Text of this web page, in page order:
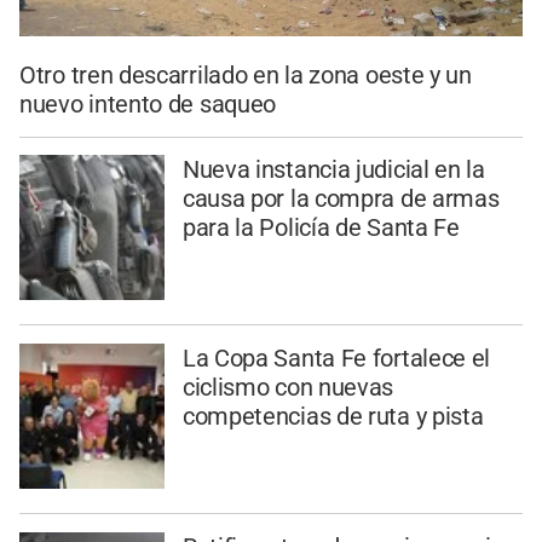
Otro tren descarrilado en la zona oeste y un
nuevo intento de saqueo
Nueva instancia judicial en la
causa por la compra de armas
para la Policía de Santa Fe
La Copa Santa Fe fortalece el
ciclismo con nuevas
competencias de ruta y pista